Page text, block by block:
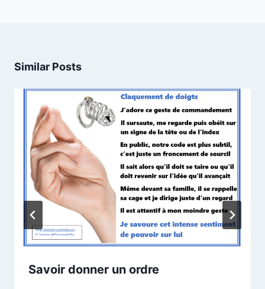
Similar Posts
Savoir donner un ordre